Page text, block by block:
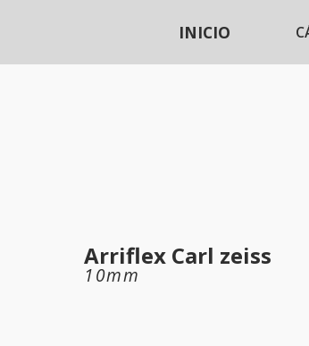
INICIO
Arriflex Carl zeiss
10mm